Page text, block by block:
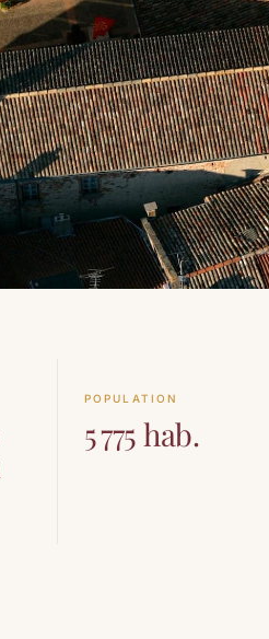
POPULATION
5 775 hab.